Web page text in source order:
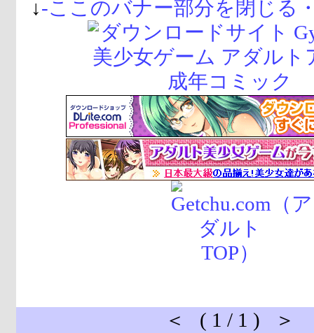
↓-ここのバナー部分を閉じる
＜ ( 1 / 1 ) ＞